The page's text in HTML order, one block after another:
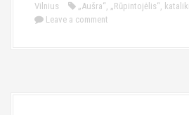
Vilnius
„Aušra“, „Rūpintojėlis“,
Leave a comment